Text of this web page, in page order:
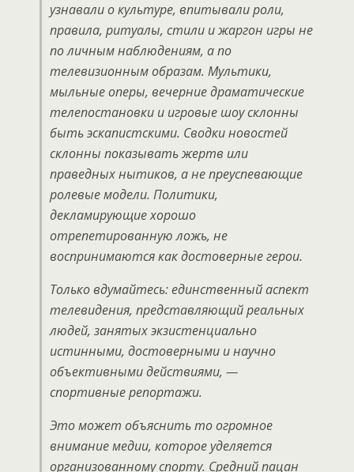
узнавали о культуре, впитывали роли,
правила, ритуалы, стили и жаргон игры не
по личным наблюдениям, а по
телевизионным образам. Мультики,
мыльные оперы, вечерние драматические
телепостановки и игровые шоу склонны
быть эскапистскими. Сводки новостей
склонны показывать жертв или
праведных нытиков, а не преуспевающие
ролевые модели. Политики,
декламирующие хорошо
отрепетированную ложь, не
воспринимаются как достоверные герои.
Только вдумайтесь: единственный аспект
телевидения, представляющий реальных
людей, занятых экзистенциально
истинными, достоверными и научно
объективными действиями, —
спортивные репортажи.
Это может объяснить то огромное
внимание медии, которое уделяется
организованному спорту. Средний пацан